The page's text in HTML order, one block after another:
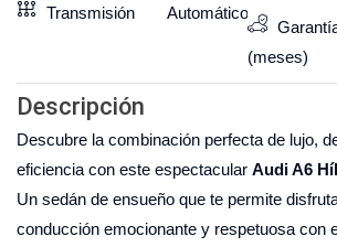
Transmisión Automático
(meses)
Descripción
Descubre la combinación perfecta de lujo,
eficiencia con este espectacular Audi A6
Un sedán de ensueño que te permite
conducción emocionante y respetuosa con